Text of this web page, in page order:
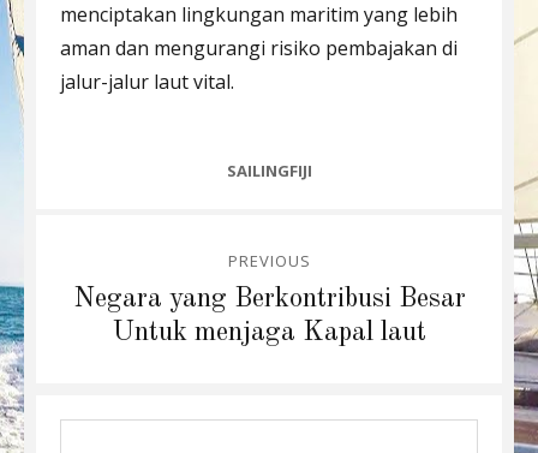
menciptakan lingkungan maritim yang lebih
aman dan mengurangi risiko pembajakan di
jalur-jalur laut vital.
CATEGORIES
SAILINGFIJI
navigation
PREVIOUS
Previous
Negara yang Berkontribusi Besar
Untuk menjaga Kapal laut